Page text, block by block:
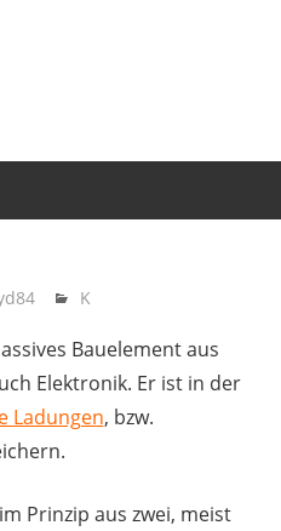
K
Bauelement aus
Elektronik. Er ist in der
Ladungen, bzw.
Prinzip aus zwei, meist